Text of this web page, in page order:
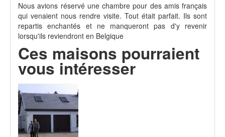
Nous avions réservé une chambre pour des amis français
qui venaient nous rendre visite. Tout était parfait. Ils sont
repartis enchantés et ne manqueront pas d'y revenir
lorsqu'ils reviendront en Belgique
Ces maisons pourraient
vous intéresser